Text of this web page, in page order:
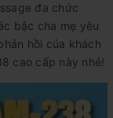
đa chức
bậc cha mẹ yêu
hồi của khách
cao cấp này nhé!